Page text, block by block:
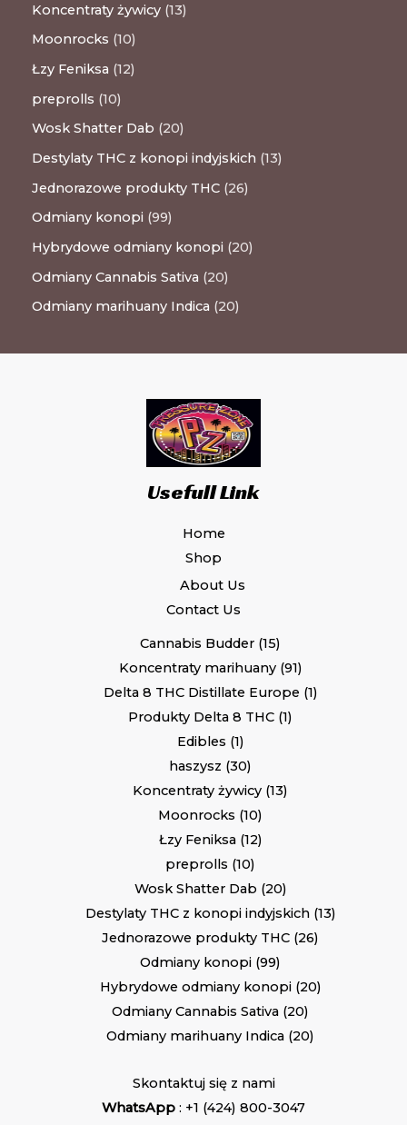
Koncentraty żywicy 13
Moonrocks 10
Łzy Feniksa 12
preprolls 10
Wosk Shatter Dab
20
Destylaty THC z konopi indyjskich 13
Jednorazowe produkty THC 26
Odmiany konopi 99
Hybrydowe odmiany konopi
20
Odmiany Cannabis Sativa
20
Odmiany marihuany Indica
20
Usefull Link
Home
Shop
About Us
Contact Us
Cannabis Budder 15
Koncentraty marihuany 91
Delta 8 THC Distillate Europe 1
Produkty Delta 8 THC 1
Edibles 1
haszysz 30
Koncentraty żywicy 13
Moonrocks 10
Łzy Feniksa 12
preprolls 10
Wosk Shatter Dab 20
Destylaty THC z konopi indyjskich 13
Jednorazowe produkty THC 26
Odmiany konopi 99
Hybrydowe odmiany konopi 20
Odmiany Cannabis Sativa 20
Odmiany marihuany Indica 20
Skontaktuj się z nami
WhatsApp : +1 (424) 800-3047